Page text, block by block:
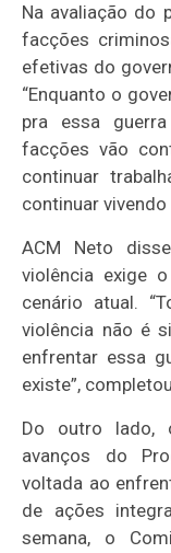
Na avaliação do
facções
efetivas do
“Enquanto o
pra essa
facções vão
continuar
continuar
ACM Neto
violência exige
cenário atual.
violência não é
enfrentar essa
existe”,
Do outro lado,
avanços do
voltada ao
de ações
semana, o